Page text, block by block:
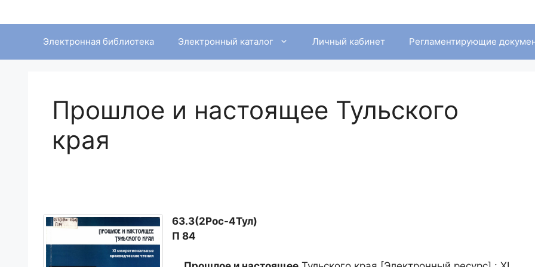
к
содержимомуЭлектронная библиотека Электронный каталог Личный кабинет Регламентирующие
Прошлое и настоящее Тульского
края
63.3(2Рос-4Тул)
П 84